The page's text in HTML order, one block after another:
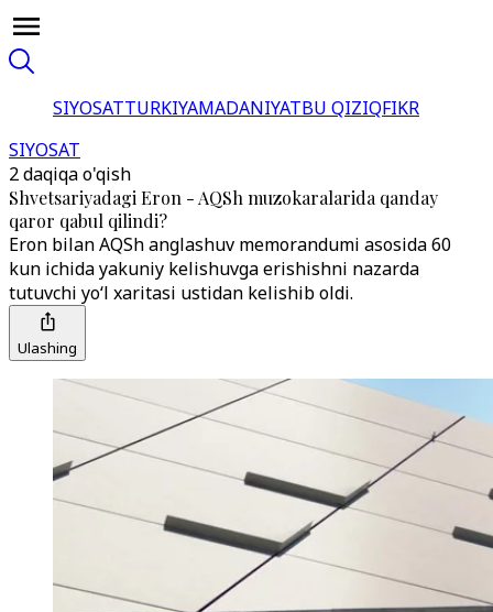
SIYOSATTURKIYAMADANIYATBU QIZIQFIKR
SIYOSAT
2 daqiqa o'qish
Shvetsariyadagi Eron - AQSh muzokaralarida qanday
qaror qabul qilindi?
Eron bilan AQSh anglashuv memorandumi asosida 60
kun ichida yakuniy kelishuvga erishishni nazarda
tutuvchi yo‘l xaritasi ustidan kelishib oldi.
Ulashing